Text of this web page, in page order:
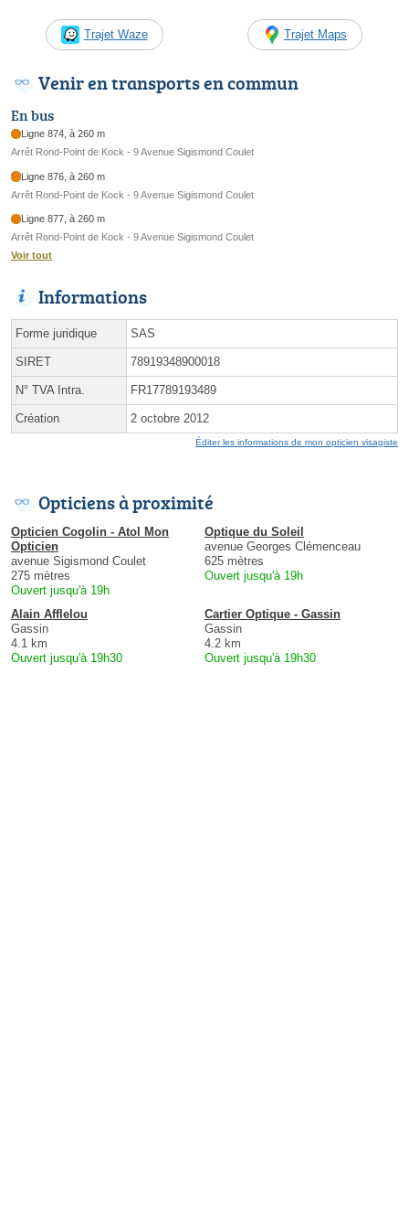
Trajet Waze Trajet Maps
Venir en transports en commun
En bus
Ligne 874, à 260 m
Arrêt Rond-Point de Kock - 9 Avenue Sigismond Coulet
Ligne 876, à 260 m
Arrêt Rond-Point de Kock - 9 Avenue Sigismond Coulet
Ligne 877, à 260 m
Arrêt Rond-Point de Kock - 9 Avenue Sigismond Coulet
Voir tout
Informations
Forme juridique SAS
SIRET 78919348900018
N° TVA Intra. FR17789193489
Création 2 octobre 2012
Éditer les informations de mon opticien visagiste
Opticiens à proximité
Opticien Cogolin - Atol Mon
Opticien
avenue Sigismond Coulet
275 mètres
Ouvert jusqu'à 19h
Optique du Soleil
avenue Georges Clémenceau
625 mètres
Ouvert jusqu'à 19h
Alain Afflelou
Gassin
4.1 km
Ouvert jusqu'à 19h30
Cartier Optique - Gassin
Gassin
4.2 km
Ouvert jusqu'à 19h30